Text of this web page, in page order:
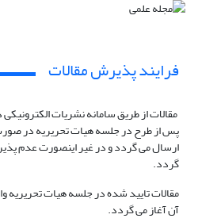
فرایند پذیرش مقالات
مقالات از طریق سامانه نشریات
پس از طرح در جلسه هیات تحریریه در
ارسال می گردد و در غیر اینصورت عدم
گردد.
مقالات تایید شده در جلسه هیات تحریریه
آن آغاز می گردد.